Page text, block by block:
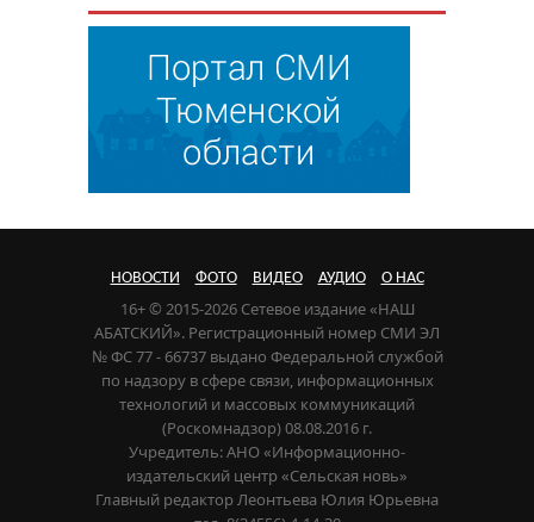
НОВОСТИ ФОТО ВИДЕО АУДИО О НАС
16+ © 2015-2026 Сетевое издание «НАШ
АБАТСКИЙ». Регистрационный номер СМИ ЭЛ
№ ФС 77 - 66737 выдано Федеральной службой
по надзору в сфере связи, информационных
технологий и массовых коммуникаций
(Роскомнадзор) 08.08.2016 г.
Учредитель: АНО «Информационно-
издательский центр «Сельская новь»
Главный редактор Леонтьева Юлия Юрьевна